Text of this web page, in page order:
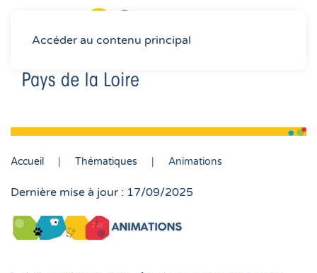
Accéder au contenu principal
Accueil Thématiques Animations
Dernière mise à jour : 17/09/2025